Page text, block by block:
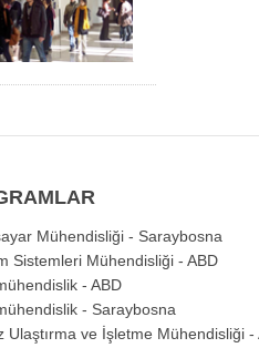
Mühendisliği - Saraybosna
Sistemleri Mühendisliği - ABD
- ABD
- Saraybosna
Ulaştırma ve İşletme Mühendisliği -